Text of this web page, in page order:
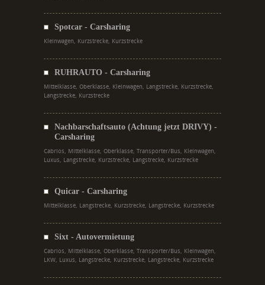
Spotcar - Carsharing
Kleinwagen, Kurzstrecke, Kurzstrecke
RUHRAUTO - Carsharing
Mittelklasse, Oberklasse, Kleinwagen, Langstrecke, Kurzstrecke,
Langstrecke, Kurzstrecke
Nachbarschaftsauto (Achtung jetzt DRIVY) -
Carsharing
Cabrios, Mittelklasse, Oberklasse, Transporter/Bus, Kleinwagen,
Luxus, Langstrecke, Kurzstrecke, Langstrecke, Kurzstrecke
Quicar - Carsharing
Mittelklasse, Langstrecke, Kurzstrecke, Langstrecke, Kurzstrecke
Sixt - Autovermietung
Cabrios, Mittelklasse, Oberklasse, Transporter/Bus, Kleinwagen,
LKW, Luxus, Langstrecke, Kurzstrecke, Langstrecke, Kurzstrecke